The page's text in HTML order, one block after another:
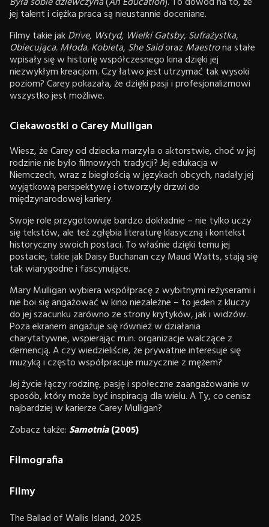
jej talent i ciężka praca są nieustannie doceniane.
Filmy takie jakDrive, Wstyd, Wielki Gatsby, Sufrażystka,
Obiecująca. Młoda. Kobieta, She Saidoraz Maestrona stałe
wpisały się w historię współczesnego kina dzięki jej
niezwykłym kreacjom. Czy łatwo jest utrzymać tak wysoki
poziom? Carey pokazała, że dzięki pasji i profesjonalizmowi
wszystko jest możliwe.
Ciekawostki o Carey Mulligan
Wiesz, że Carey od dziecka marzyła o aktorstwie, choć w jej
rodzinie nie było filmowych tradycji? Jej edukacja w
Niemczech, wraz z biegłością w językach obcych, nadały jej
wyjątkową perspektywę i otworzyły drzwi do
międzynarodowej kariery.
Swoje role przygotowuje bardzo dokładnie – nie tylko uczy
się tekstów, ale też zgłębia literaturę klasyczną i kontekst
historyczny swoich postaci. To właśnie dzięki temu jej
postacie, takie jak Daisy Buchanan czy Maud Watts, stają się
tak wiarygodne i fascynujące.
Mary Mulligan wybiera współpracę z wybitnymi reżyserami i
nie boi się angażować w kino niezależne – to jeden z kluczy
do jej szacunku zarówno ze strony krytyków, jak i widzów.
Poza ekranem angażuje się również w działania
charytatywne, wspierając m.in. organizacje walczące z
demencją. A czy wiedzieliście, że prywatnie interesuje się
muzyką i często współpracuje muzycznie z mężem?
Jej życie łączy rodzinę, pasję i społeczne zaangażowanie w
sposób, który może być inspiracją dla wielu. A Ty, co cenisz
najbardziej w karierze Carey Mulligan?
Zobacz także: Samotnia(2005)
Filmografia
Filmy
The Ballad of Wallis Island, 2025